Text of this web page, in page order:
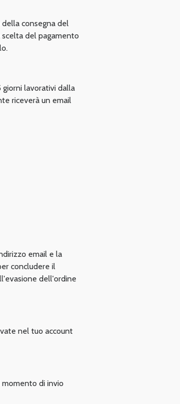
consegna del
del pagamento
lavorativi dalla
riceverà un email
email e la
concludere il
dell'ordine
nel tuo account
momento di invio